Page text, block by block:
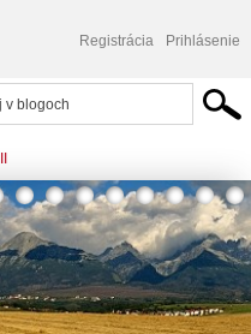
Registrácia Prihlásenie